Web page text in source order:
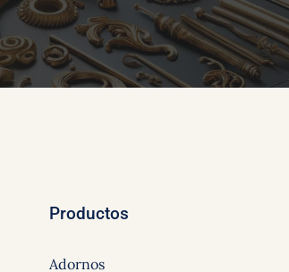
Productos
Adornos